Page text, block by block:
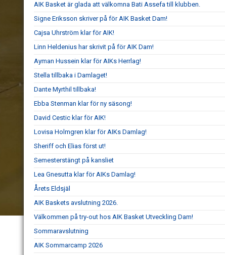
AIK Basket är glada att välkomna Bati Assefa till klubben.
Signe Eriksson skriver på för AIK Basket Dam!
Cajsa Uhrström klar för AIK!
Linn Heldenius har skrivit på för AIK Dam!
Ayman Hussein klar för AIKs Herrlag!
Stella tillbaka i Damlaget!
Dante Myrthil tillbaka!
Ebba Stenman klar för ny säsong!
David Cestic klar för AIK!
Lovisa Holmgren klar för AIKs Damlag!
Sheriff och Elias först ut!
Semesterstängt på kansliet
Lea Gnesutta klar för AIKs Damlag!
Årets Eldsjäl
AIK Baskets avslutning 2026.
Välkommen på try-out hos AIK Basket Utveckling Dam!
Sommaravslutning
AIK Sommarcamp 2026